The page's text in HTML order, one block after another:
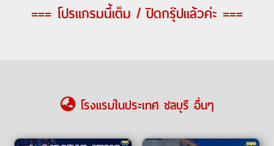
=== โปรแกรมนี้เต็ม / ปิดกรุ๊ปแล้วค่ะ ===
โรงแรมในประเทศ ชลบุรี อื่นๆ